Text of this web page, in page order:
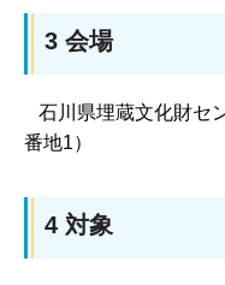
3 会場
石川県埋蔵文化財セ
番地1）
4 対象